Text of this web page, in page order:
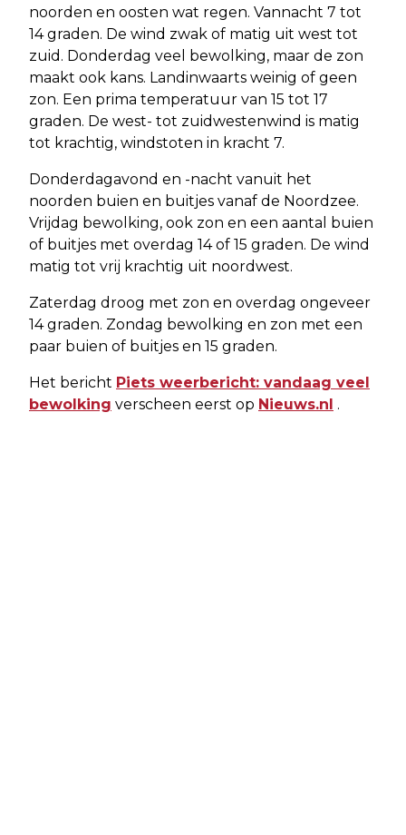
noorden en oosten wat regen. Vannacht 7 tot
14 graden. De wind zwak of matig uit west tot
zuid. Donderdag veel bewolking, maar de zon
maakt ook kans. Landinwaarts weinig of geen
zon. Een prima temperatuur van 15 tot 17
graden. De west- tot zuidwestenwind is matig
tot krachtig, windstoten in kracht 7.
Donderdagavond en -nacht vanuit het
noorden buien en buitjes vanaf de Noordzee.
Vrijdag bewolking, ook zon en een aantal buien
of buitjes met overdag 14 of 15 graden. De wind
matig tot vrij krachtig uit noordwest.
Zaterdag droog met zon en overdag ongeveer
14 graden. Zondag bewolking en zon met een
paar buien of buitjes en 15 graden.
Het bericht Piets weerbericht: vandaag veel
bewolking verscheen eerst op Nieuws.nl .